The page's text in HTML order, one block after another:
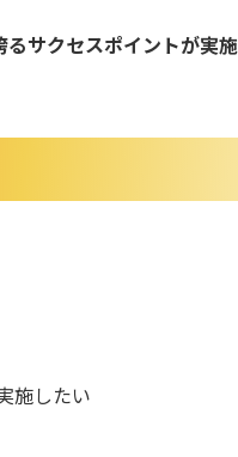
サクセスポイントが実施
施したい